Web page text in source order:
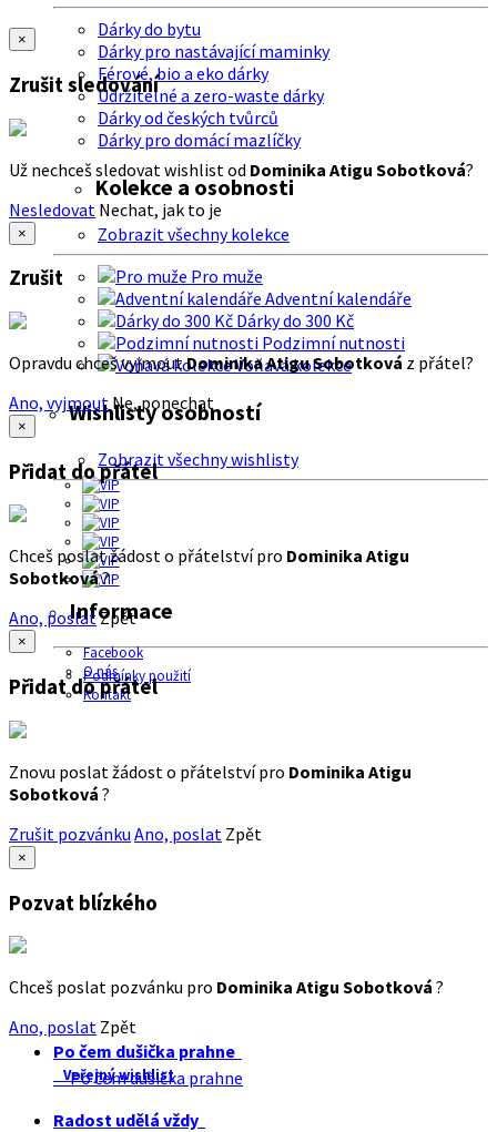
Dárky do bytu
Dárky pro nastávající maminky
Férové, bio a eko dárky
Udržitelné a zero-waste dárky
Dárky od českých tvůrců
Dárky pro domácí mazlíčky
Kolekce a osobnosti
Zobrazit všechny kolekce
Pro muže
Adventní kalendáře
Dárky do 300 Kč
Podzimní nutnosti
Voňavá kolekce
Wishlisty osobností
Zobrazit všechny wishlisty
Informace
Facebook
O nás
Podmínky použití
Kontakt
×
Zrušit sledování
Už nechceš sledovat wishlist od Dominika Atigu Sobotková?
Nesledovat Nechat, jak to je
×
Zrušit
Opravdu chceš vyjmoutDominika Atigu Sobotková z přátel?
Ano, vyjmout Ne, ponechat
×
Přidat do přátel
Chceš poslat žádost o přátelství pro Dominika Atigu
Sobotková?
Ano, poslatZpět
×
Přidat do přátel
Znovu poslat žádost o přátelství pro Dominika Atigu
Sobotková ?
Zrušit pozvánku Ano, poslat Zpět
×
Pozvat blízkého
Chceš poslat pozvánku pro Dominika Atigu Sobotková ?
Ano, poslat Zpět
Po čem dušička prahne
Veřejný wishlist
Po čem dušička prahne
Radost udělá vždy